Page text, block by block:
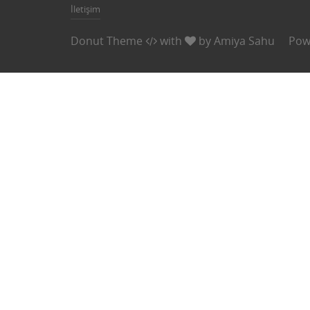
İletişim
Donut Theme with byAmiya Sahu